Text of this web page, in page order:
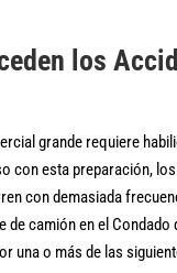
los
grande requiere
con esta preparación,
con demasiada
de camión en el Condado
una o más de las